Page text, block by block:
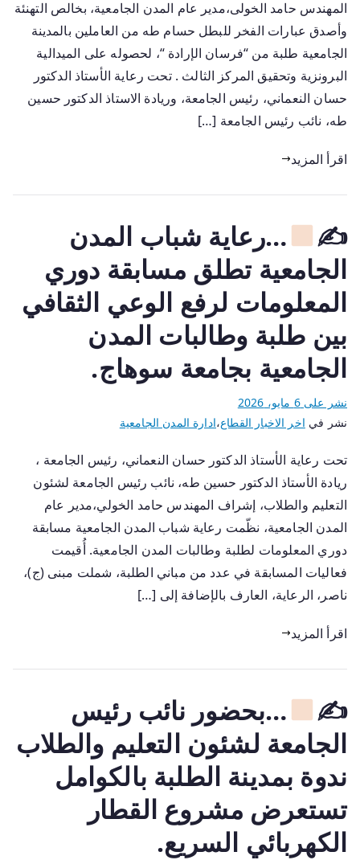
المهندس حامد الخولى،مدير عام المدن الجامعية، بخالص التهنئة
وأصدق عبارات الفخر للبطل حسام طه من العاملين بالمدينة
الجامعية طلبة من “فرسان الإرادة “، لحصوله على الميدالية
البرونزية وتحقيق المركز الثالث . تحت رعاية الأستاذ الدكتور
حسان النعماني، رئيس الجامعة، وريادة الاستاذ الدكتور حسين
طه، نائب رئيس الجامعة […]
اقرأ المزيد
✍
…رعاية شباب المدن
الجامعية تطلق مسابقة دوري
المعلومات لرفع الوعي الثقافي
بين طلبة وطالبات المدن
الجامعية بجامعة سوهاج.
نشر على6 مايو، 2026
نشر في اخر الاخبار القطاع،ادارة المدن الجامعية
تحت رعاية الأستاذ الدكتور حسان النعماني، رئيس الجامعة ،
ريادة الأستاذ الدكتور حسين طه، نائب رئيس الجامعة لشئون
التعليم والطلاب، إشراف المهندس حامد الخولي،مدير عام
المدن الجامعية، نظّمت رعاية شباب المدن الجامعية مسابقة
دوري المعلومات لطلبة وطالبات المدن الجامعية. أُقيمت
فعاليات المسابقة في عدد من مباني الطلبة، شملت مبنى (ج)،
ناصر، الرعاية، العارف بالإضافة إلى […]
اقرأ المزيد
✍
…بحضور نائب رئيس
الجامعة لشئون التعليم والطلاب
ندوة بمدينة الطلبة بالكوامل
تستعرض مشروع القطار
الكهربائي السريع.